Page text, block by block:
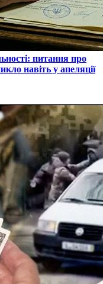
питання про
навіть у апеляції